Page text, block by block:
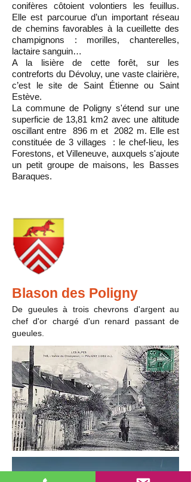
conifères côtoient volontiers les feuillus.
Elle est parcourue d’un important réseau
de chemins favorables à la cueillette des
champignons : morilles, chanterelles,
lactaire sanguin…
A la lisière de cette forêt, sur les
contreforts du Dévoluy, une vaste clairière,
c’est le site de Saint Étienne ou Saint
Estève.
La commune de Poligny s'étend sur une
superficie de 13,81 km2 avec une altitude
oscillant entre 896 m et 2082 m. Elle est
constituée de 3 villages : le chef-lieu, les
Forestons, et Villeneuve, auxquels s'ajoute
un petit groupe de maisons, les Basses
Baraques.
Blason des Poligny
De gueules à trois chevrons d'argent au
chef d'or chargé d'un renard passant de
gueules.